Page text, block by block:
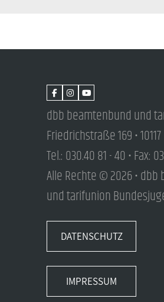
dbb beamtenbund und
Friedrichstraße 169 •
Tel.: 030.40 81 - 40 • Fax:
Alle Rechte © 2026 •
und tarifunion
DATENSCHUTZ
IMPRESSUM